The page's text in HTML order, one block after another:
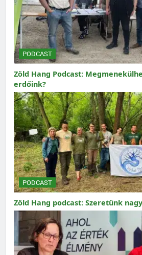
PODCAST
Zöld Hang Podcast:
erdőink?
PODCAST
Zöld Hang podcast: Szeretünk